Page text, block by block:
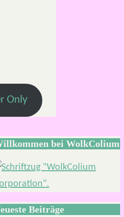
Only
bei WolkColium
Beiträge